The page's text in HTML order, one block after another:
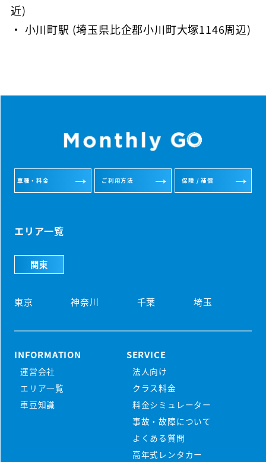
初めての方
マンスリーレンタカーとは
プラン・料金
近)
・ 小川町駅 (埼玉県比企郡小川町大塚1146周辺)
車種・料金 ご利用方法 保険 / 補償
エリア一覧
関東
東京 神奈川 千葉 埼玉
INFORMATION
運営会社
エリア一覧
車豆知識
SERVICE
法人向け
クラス料金
料金シミュレーター
事故・故障について
よくある質問
高年式レンタカー